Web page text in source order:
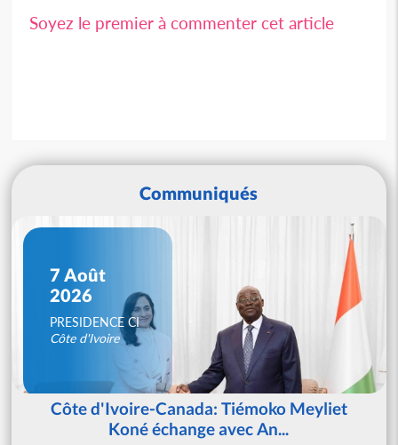
Soyez le premier à commenter cet article
Communiqués
7 Août
2026
PRESIDENCE CI
Côte d'Ivoire
Côte d'Ivoire-Canada: Tiémoko Meyliet
Koné échange avec An...